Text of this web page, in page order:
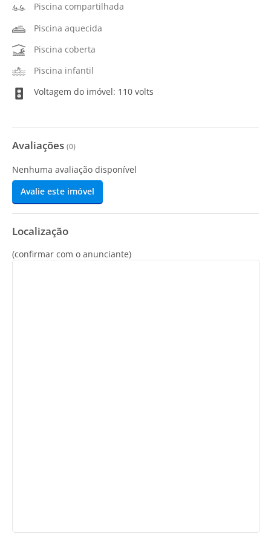
Piscina compartilhada
Piscina aquecida
Piscina coberta
Piscina infantil
Voltagem do imóvel: 110 volts
Avaliações (0)
Nenhuma avaliação disponível
Avalie este imóvel
Localização
(confirmar com o anunciante)